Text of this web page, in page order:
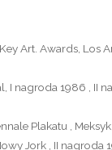
Art. Awards, Los
I nagroda 1986 , II
Plakatu ,
Jork , II nagroda